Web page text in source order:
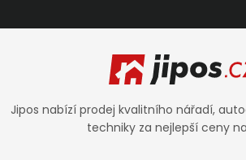
Jipos nabízí prodej kvalitního nářadí,
techniky za nejlepší ceny